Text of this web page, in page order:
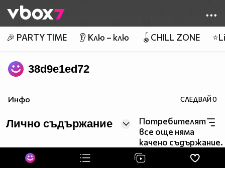
👾
🎉 PARTY TIME 👂 Клю – клю 🪀CHILL ZONE
38d9e1ed72
Инфо СЛЕДВАЙ0
Лично съдържание
Потребителят
все още няма
качено съдържание.